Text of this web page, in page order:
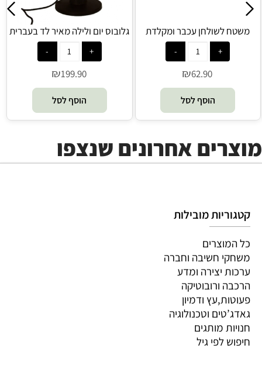
גלובוס יום
משטח לשולחן עכבר ומקלדת
בעיצוב מפת עולם
בעברית בסגנון עתיק
מוצרים אחרונים שנצפו
קטגוריות מובילות
כל המוצרים
משחקי חשיבה וחברה
ערכות יצירה ומדע
הרכבה ורובוטיקה
פעוטות,עץ ודמיון
גאדג’טים וטכנולוגיה
חנויות מותגים
חיפוש לפי גיל